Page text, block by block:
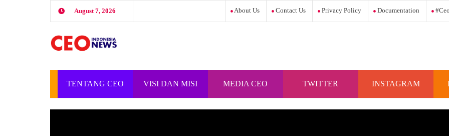
August 7, 2026 About Us Contact Us Privacy Policy Documentation
TENTANG CEO
INDONESIA
VISI DAN MISI
CEO INDONESIA
MEDIA CEO
INDONESIA
TWITTER INSTAGRAM